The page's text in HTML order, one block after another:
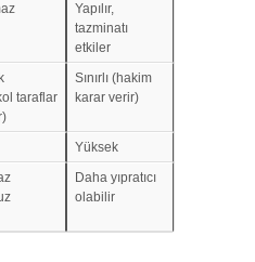
Yapılır,
tazminatı
etkiler
taraflar
Sınırlı (hakim
karar verir)
Yüksek
Daha yıpratıcı
olabilir